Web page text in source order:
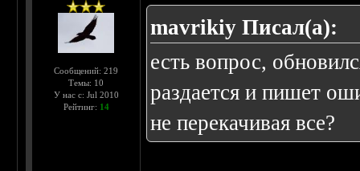
Сообщений: 219
Темы: 10
У нас с: Jul 2010
Рейтинг: 14
mavrikiy Писал(а):
есть вопрос,
раздается и пишет
не перекачивая все?